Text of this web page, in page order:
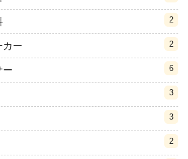
2
カー 2
ー 6
3
3
2